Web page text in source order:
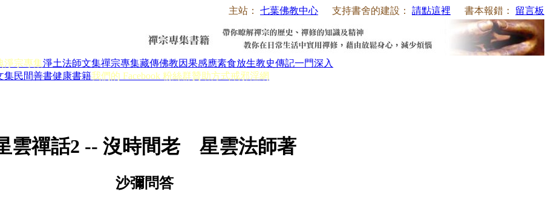
主站： 七葉佛教中心 支持書舍的建設： 請點這裡 書本報錯： 留言板
淨宗專集淨土法師文集禪宗專集藏傳佛教因果感應素食放生教史傳記一門深入
集民間善書健康書籍我們的 Facebook 粉絲群贊助方式戒邪淫網
雲禪話2 -- 沒時間老 星雲法師著
沙彌問答